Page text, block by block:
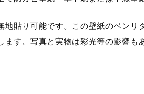
地貼り可能です。この壁紙のベンリ
ます。写真と実物は彩光等の影響も